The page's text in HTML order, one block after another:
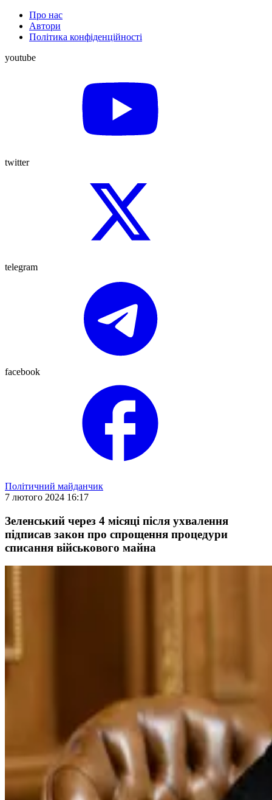
Про нас
Автори
Політика конфіденційності
youtube
twitter
telegram
facebook
Політичний майданчик
7 лютого 2024 16:17
Зеленський через 4 місяці після ухвалення
підписав закон про спрощення процедури
списання військового майна